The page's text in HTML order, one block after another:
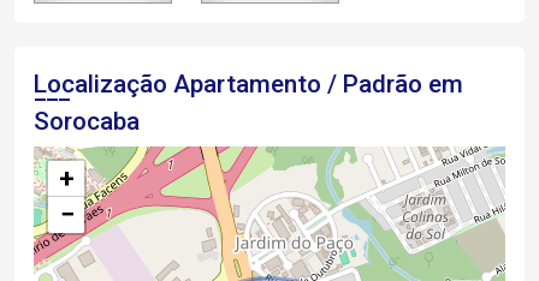
Localização Apartamento / Padrão em
Sorocaba
+
−